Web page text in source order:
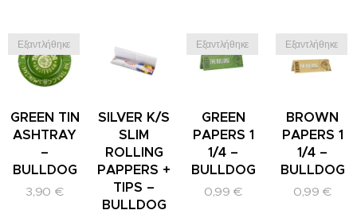
GREEN TIN
ASHTRAY
–
BULLDOG
Εξαντλήθηκε
3,90 €
SILVER K/S
SLIM
ROLLING
PAPPERS +
TIPS –
BULLDOG
GREEN
PAPERS 1
1/4 –
BULLDOG
Εξαντλήθηκε
0,99 €
BROWN
PAPERS 1
1/4 –
BULLDOG
Εξαντλήθηκε
0,99 €